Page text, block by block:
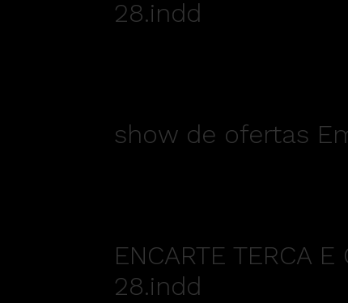
28.indd
show de ofertas
ENCARTE TERCA
28.indd